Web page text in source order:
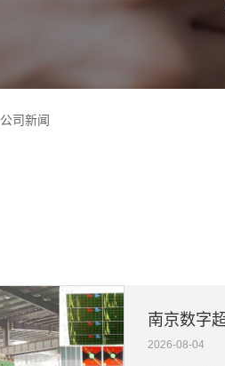
公司新闻
2026-08-04